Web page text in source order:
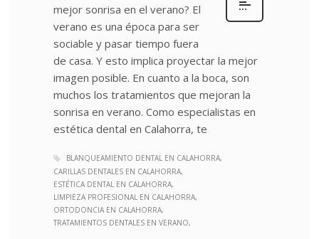
mejor sonrisa en el verano? El
verano es una época para ser
sociable y pasar tiempo fuera
de casa. Y esto implica proyectar la mejor
imagen posible. En cuanto a la boca, son
muchos los tratamientos que mejoran la
sonrisa en verano. Como especialistas en
estética dental en Calahorra, te
BLANQUEAMIENTO DENTAL EN CALAHORRA
CARILLAS DENTALES EN CALAHORRA
ESTÉTICA DENTAL EN CALAHORRA
LIMPIEZA PROFESIONAL EN CALAHORRA
ORTODONCIA EN CALAHORRA
TRATAMIENTOS DENTALES EN VERANO